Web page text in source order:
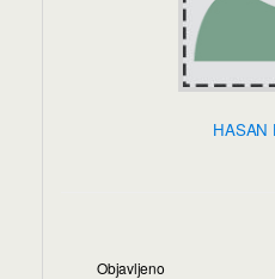
HASAN
Objavljeno